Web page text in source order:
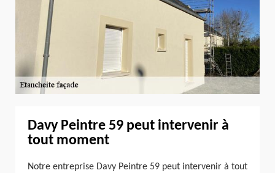
Davy Peintre 59 peut intervenir à
tout moment
Notre entreprise Davy Peintre 59 peut intervenir à tout